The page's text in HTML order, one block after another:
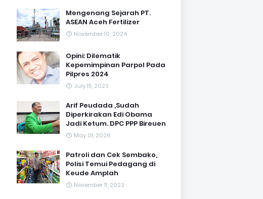
Mengenang Sejarah PT.
ASEAN Aceh Fertilizer
November 10, 2024
Opini: Dilematik
Kepemimpinan Parpol Pada
Pilpres 2024
July 15, 2023
Arif Peudada ,Sudah
Diperkirakan Edi Obama
Jadi Ketum. DPC PPP Bireuen
May 01, 2026
Patroli dan Cek Sembako,
Polisi Temui Pedagang di
Keude Amplah
November 11, 2023